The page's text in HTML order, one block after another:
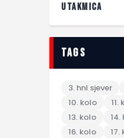
UTAKMICA
tags
3. hnl sjever
10. kolo
11.
13. kolo
14.
16. kolo
17.